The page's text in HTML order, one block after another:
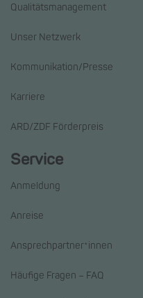
Qualitätsmanagement
Unser Netzwerk
Kommunikation/Presse
Karriere
ARD/ZDF Förderpreis
Service
Anmeldung
Anreise
Ansprechpartner*innen
Häufige Fragen – FAQ